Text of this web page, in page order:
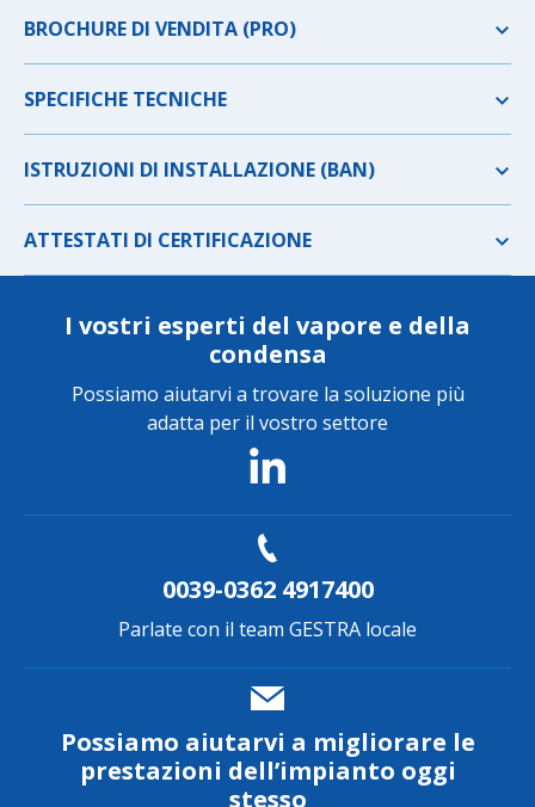
BROCHURE DI VENDITA (PRO)
SPECIFICHE TECNICHE
ISTRUZIONI DI INSTALLAZIONE (BAN)
ATTESTATI DI CERTIFICAZIONE
I vostri esperti del vapore e della
condensa
Possiamo aiutarvi a trovare la soluzione più
adatta per il vostro settore
0039-0362 4917400
Parlate con il team GESTRA locale
Possiamo aiutarvi a migliorare le
prestazioni dell’impianto oggi
stesso